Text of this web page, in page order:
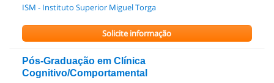
ISM - Instituto Superior Miguel Torga
Solicite informação
Pós-Graduação em Clínica
Cognitivo/Comportamental